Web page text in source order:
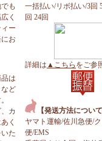
も
く
ー
お
は
ど
カ
く
た
一括払い/リボ払い/3回
回 24回
詳細は ▲こちら をご参
【発送方法について
ヤマト運輸/佐川急便/
便/EMS